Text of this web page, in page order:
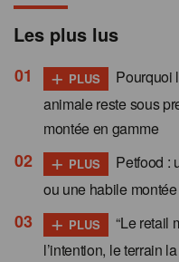
Les plus lus
+ PLUS
Pourquoi
animale reste sous
montée en gamme
+ PLUS
Petfood :
ou une habile
+ PLUS
“Le retail
l’intention, le terrain